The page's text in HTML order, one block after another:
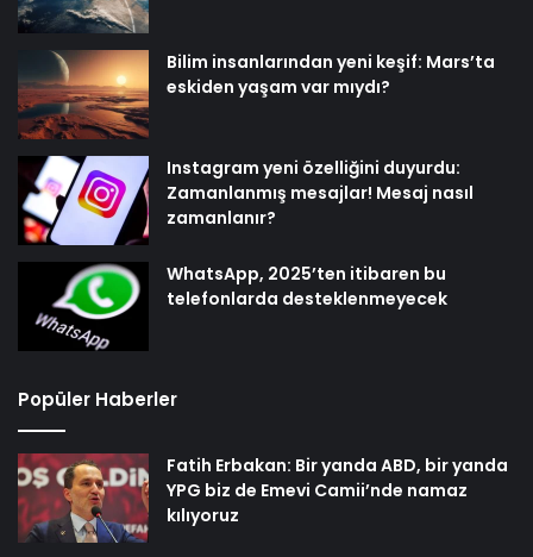
Bilim insanlarından yeni keşif: Mars’ta
eskiden yaşam var mıydı?
Instagram yeni özelliğini duyurdu:
Zamanlanmış mesajlar! Mesaj nasıl
zamanlanır?
WhatsApp, 2025’ten itibaren bu
telefonlarda desteklenmeyecek
Popüler Haberler
Fatih Erbakan: Bir yanda ABD, bir yanda
YPG biz de Emevi Camii’nde namaz
kılıyoruz